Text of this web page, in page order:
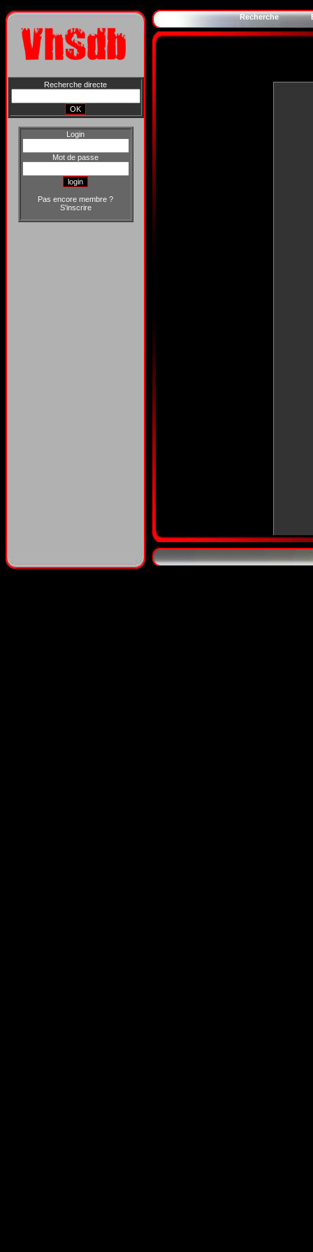
Recherche directe
Login
Mot de passe
Pas encore membre ?
S'inscrire
Recherche